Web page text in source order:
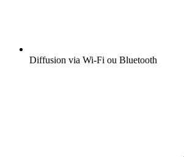
Diffusion via Wi-Fi ou Bluetooth